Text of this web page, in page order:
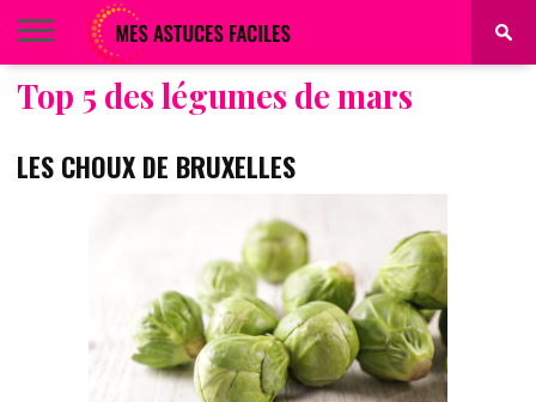
BEAUTÉ
COIFFURE
ALIMENTATION
MAQUILLAGE
MAISON
Top 5 des légumes de mars
LES CHOUX DE BRUXELLES